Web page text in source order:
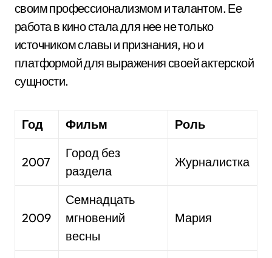
своим профессионализмом и талантом. Ее
работа в кино стала для нее не только
источником славы и признания, но и
платформой для выражения своей актерской
сущности.
Год Фильм Роль
2007
Город без
раздела
Журналистка
2009
Семнадцать
мгновений
весны
Мария